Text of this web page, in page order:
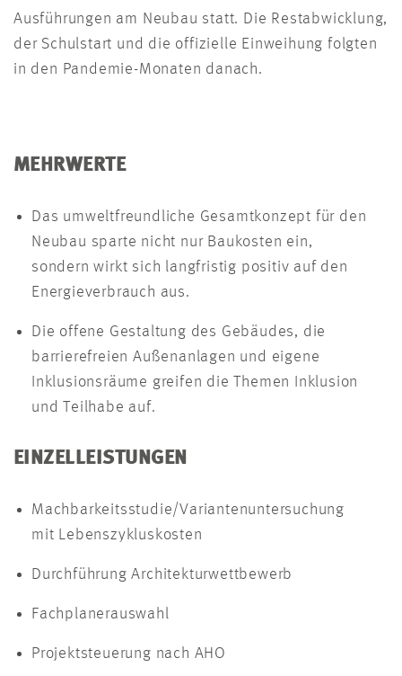
Ausführungen am Neubau statt. Die Restabwicklung,
der Schulstart und die offizielle Einweihung folgten
in den Pandemie-Monaten danach.
MEHRWERTE
Das umweltfreundliche Gesamtkonzept für den
Neubau sparte nicht nur Baukosten ein,
sondern wirkt sich langfristig positiv auf den
Energieverbrauch aus.
Die offene Gestaltung des Gebäudes, die
barrierefreien Außenanlagen und eigene
Inklusionsräume greifen die Themen Inklusion
und Teilhabe auf.
EINZELLEISTUNGEN
Machbarkeitsstudie/Variantenuntersuchung
mit Lebenszykluskosten
Durchführung Architekturwettbewerb
Fachplanerauswahl
Projektsteuerung nach AHO